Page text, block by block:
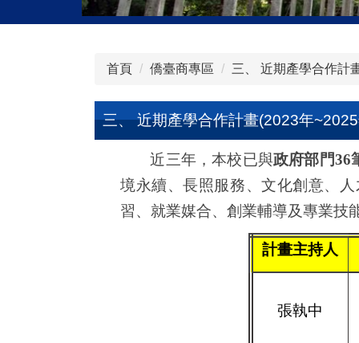
首頁 僑臺商專區 三、 近期產學合作計
三、 近期產學合作計畫(2023年
近三年，本校已與政府部門36
境永續、長照服務、文化創意、
習、就業媒合、創業輔導及專業技
計畫主持人
張執中